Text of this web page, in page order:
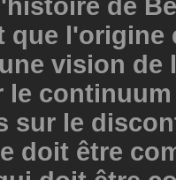
de
que
vision
le
sur le
doit être